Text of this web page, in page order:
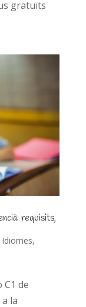
gratuïts
requisits,
Idiomes,
C1 de
la